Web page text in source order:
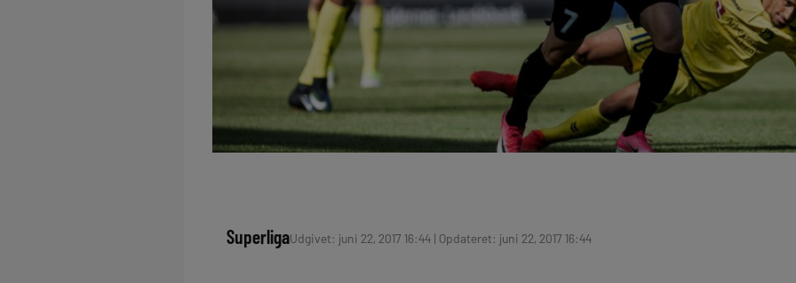
SuperligaUdgivet: juni 22, 2017 16:44 | Opdateret: juni 22, 2017 16:44